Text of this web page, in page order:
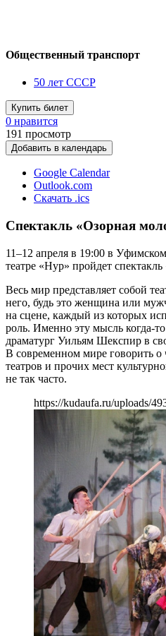
Общественный транспорт
50 лет СССР
Купить билет
0 нравится
191 просмотр
Добавить в календарь
Google Calendar
Outlook.com
Скачать .ics
Спектакль «Озорная
11–12 апреля в 19:00 в
театре «Нур» пройдет
Весь мир представляет собой
него, будь это женщина или
на сцене, каждый из которых
роль. Именно эту мысль когда-
драматург Уильям Шекспир в
В современном мире говорить о
театров и прочих мест
не так часто.
https://kudaufa.ru/uploads/